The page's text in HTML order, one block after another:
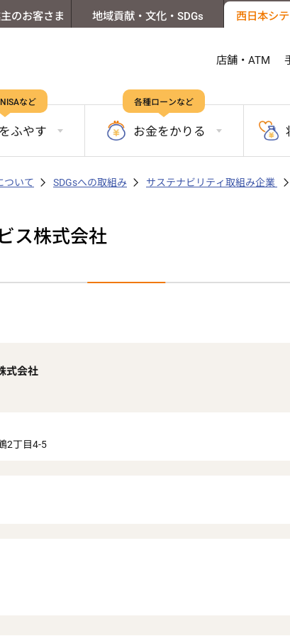
のお客さま 地域貢献・文化・SDGs 西日本シ
店舗・ATM
など
ふやす
各種ローンなど
お金をかりる
ついて SDGsへの取組み サステナビリティ取組み企業
ス株式会社
式会社
2丁目4-5